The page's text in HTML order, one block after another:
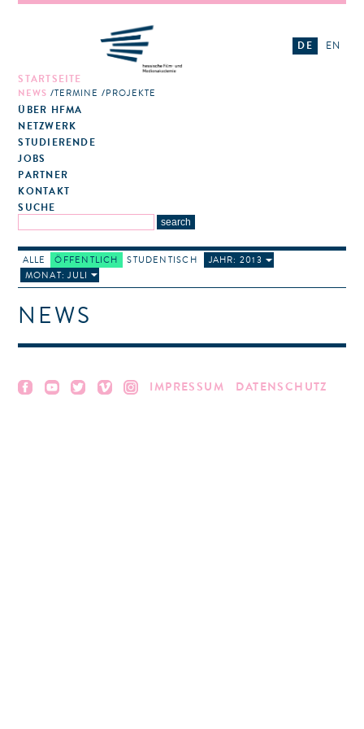
STARTSEITE
NEWS TERMINE PROJEKTE
ÜBER HFMA
NETZWERK
STUDIERENDE
JOBS
PARTNER
KONTAKT
SUCHE
DE EN
ALLE ÖFFENTLICH STUDENTISCH
JAHR: 2013
MONAT: JULI
NEWS
IMPRESSUM DATENSCHUTZ